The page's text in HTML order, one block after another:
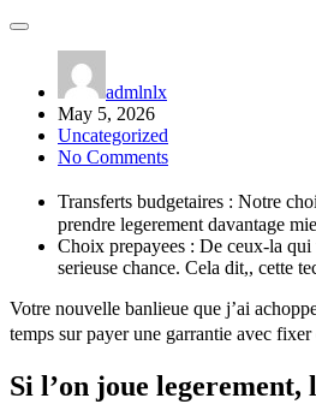
admlnlx
May 5, 2026
Uncategorized
No Comments
Transferts budgetaires : Notre
prendre legerement davantage
Choix prepayees : De ceux-la qui
serieuse chance. Cela dit,, cette
Votre nouvelle banlieue que j’ai
temps sur payer une garrantie avec
Si l’on joue